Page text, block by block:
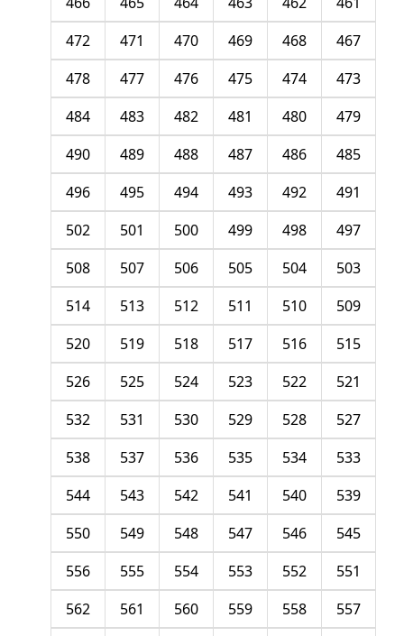
467
468
469
470
471
472
473
474
475
476
477
478
479
480
481
482
483
484
485
486
487
488
489
490
491
492
493
494
495
496
497
498
499
500
501
502
503
504
505
506
507
508
509
510
511
512
513
514
515
516
517
518
519
520
521
522
523
524
525
526
527
528
529
530
531
532
533
534
535
536
537
538
539
540
541
542
543
544
545
546
547
548
549
550
551
552
553
554
555
556
557
558
559
560
561
562